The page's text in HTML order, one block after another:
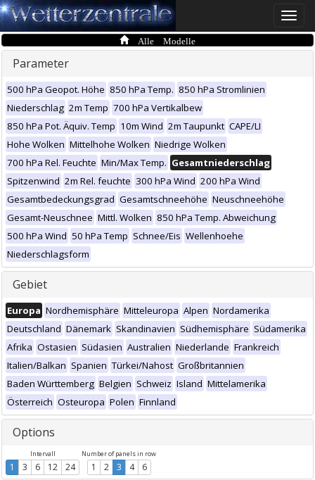
Toggle
Alle Modelle
Parameter
500 hPa Geopot. Höhe 850 hPa Temp. 850 hPa Stromlinien
Niederschlag 2m Temp 700 hPa Vertikalbew
850 hPa Pot. Äquiv. Temp 10m Wind 2m Taupunkt CAPE/LI
Hohe Wolken Mittelhohe Wolken Niedrige Wolken
700 hPa Rel. Feuchte Min/Max Temp. Gesamtniederschlag
Spitzenwind 2m Rel. feuchte 300 hPa Wind 200 hPa Wind
Gesamtbedeckungsgrad Gesamtschneehöhe Neuschneehöhe
Gesamt-Neuschnee Mittl. Wolken 850 hPa Temp. Abweichung
500 hPa Wind 50 hPa Temp Schnee/Eis Wellenhoehe
Niederschlagsform
Gebiet
Europa Nordhemisphäre Mitteleuropa Alpen Nordamerika
Deutschland Dänemark Skandinavien Südhemisphäre Südamerika
Afrika Ostasien Südasien Australien Niederlande Frankreich
Italien/Balkan Spanien Türkei/Nahost Großbritannien
Baden Württemberg Belgien Schweiz Island Mittelamerika
Österreich Osteuropa Polen Finnland
Options
Intervall
1 3 6 12 24
Number of panels in row
1 2 3 4 6